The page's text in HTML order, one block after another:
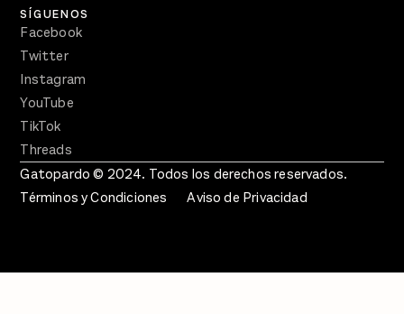
SÍGUENOS
Facebook
Twitter
Instagram
YouTube
TikTok
Threads
Gatopardo © 2024. Todos los derechos reservados.
Términos y Condiciones
Aviso de Privacidad